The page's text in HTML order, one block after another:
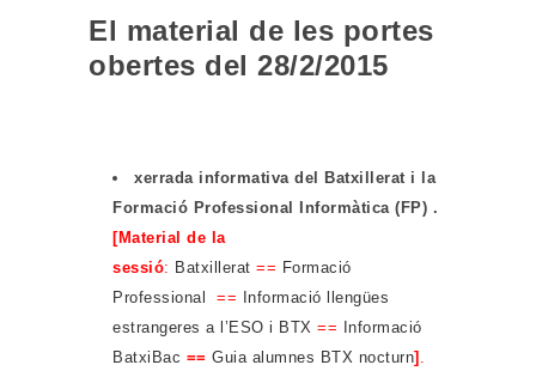
El material de les portes
obertes del 28/2/2015
xerrada informativa del Batxillerat i la
Formació Professional Informàtica (FP) .
[Material de la
sessió: Batxillerat == Formació
Professional
==
Informació llengües
estrangeres a l’ESO i BTX ==
Informació
BatxiBac == Guia alumnes BTX nocturn] .